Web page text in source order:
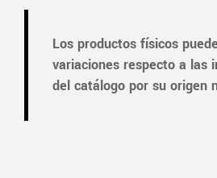
Los productos físicos
variaciones respecto a las
del catálogo por su origen